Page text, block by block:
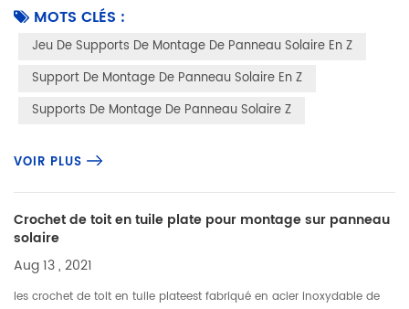
ho...MOTS CLÉS :
Jeu De Supports De Montage De Panneau Solaire En Z
Support De Montage De Panneau Solaire En Z
Supports De Montage De Panneau Solaire Z
VOIR PLUS
Crochet de toit en tuile plate pour montage sur panneau
solaire
Aug 13 , 2021
les crochet de toit en tuile plateest fabriqué en acier inoxydable de